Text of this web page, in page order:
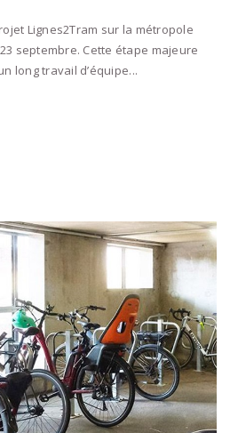
Lignes2Tram sur la métropole
septembre. Cette étape majeure
long travail d’équipe...